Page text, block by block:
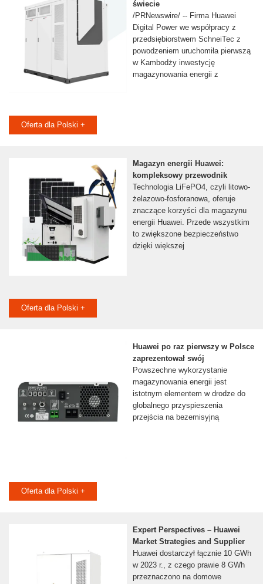
świecie
/PRNewswire/ -- Firma Huawei
Digital Power we współpracy z
przedsiębiorstwem SchneiTec z
powodzeniem uruchomiła pierwszą
w Kambodży inwestycję
magazynowania energii z
Oferta dla Polski +
Magazyn energii Huawei:
kompleksowy przewodnik
Technologia LiFePO4, czyli litowo-
żelazowo-fosforanowa, oferuje
znaczące korzyści dla magazynu
energii Huawei. Przede wszystkim
to zwiększone bezpieczeństwo
dzięki większej
Oferta dla Polski +
Huawei po raz pierwszy w Polsce
zaprezentował swój
Powszechne wykorzystanie
magazynowania energii jest
istotnym elementem w drodze do
globalnego przyspieszenia
przejścia na bezemisyjną
Oferta dla Polski +
Expert Perspectives – Huawei
Market Strategies and Supplier
Huawei dostarczył łącznie 10 GWh
w 2023 r., z czego prawie 8 GWh
przeznaczono na domowe